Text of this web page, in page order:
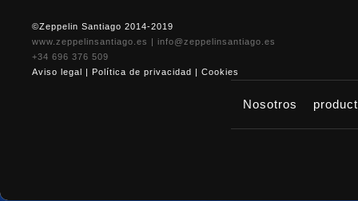
©Zeppelin Santiago 2014-2019
www.zeppelinsantiago.es | info@zeppelinsantiago.es
+34 696 376 509
Aviso legal | Política de privacidad | Cookies
Nosotros